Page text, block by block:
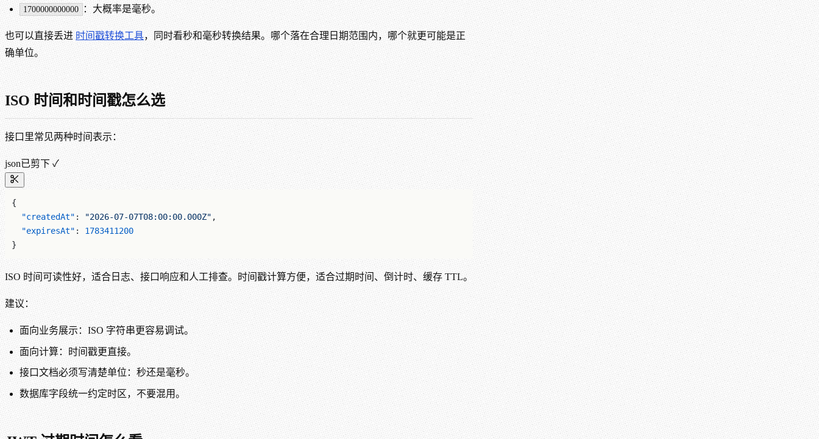
1700000000000 ：大概率是毫秒。
也可以直接丢进时间戳转换工具，同时看秒和毫秒转换结果。哪个落在合理日期范围内，哪个就更可能是正
确单位。
ISO 时间和时间戳怎么选
接口里常见两种时间表示：
json已剪下 ✓
{
  "createdAt"
: "2026-07-07T08:00:00.000Z" ,
  "expiresAt"
: 1783411200
}
ISO 时间可读性好，适合日志、接口响应和人工排查。时间戳计算方便，适合过期时间、倒计时、缓存 TTL。
建议：
面向业务展示：ISO 字符串更容易调试。
面向计算：时间戳更直接。
接口文档必须写清楚单位：秒还是毫秒。
数据库字段统一约定时区，不要混用。